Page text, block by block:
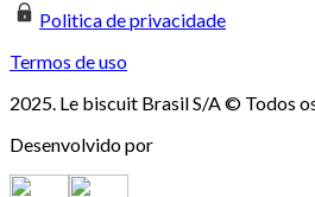
Politica de privacidade
Termos de uso
2025. Le biscuit Brasil S/A © Todos
Desenvolvido por